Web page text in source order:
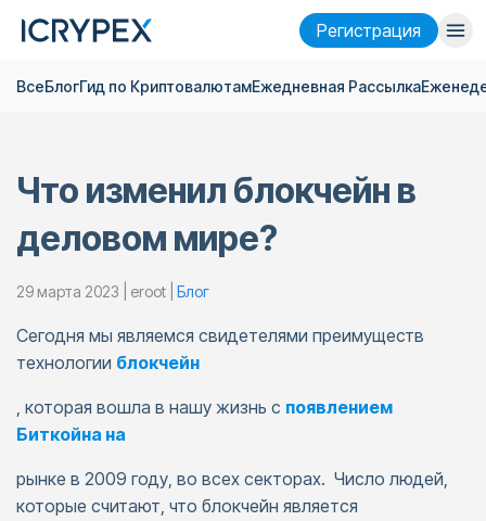
Pегистрация
Войти Pегистрация
Компания
Исследовать
Помощь
Фьючерсыx50
Language Русский
ВсеБлогГид по КриптовалютамЕжедневная Pассылка
Что изменил блокчейн в
деловом мире?
29 марта 2023 | eroot | Блог
Сегодня мы являемся свидетелями преимуществ
технологии блокчейн
, которая вошла в нашу жизнь с появлением
Биткойна на
рынке в 2009 году, во всех секторах. Число людей,
которые считают, что блокчейн является